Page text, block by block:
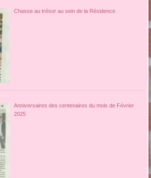
Chasse au trésor au sein de la Résidence
Anniversaires des centenaires du mois de Février
2025